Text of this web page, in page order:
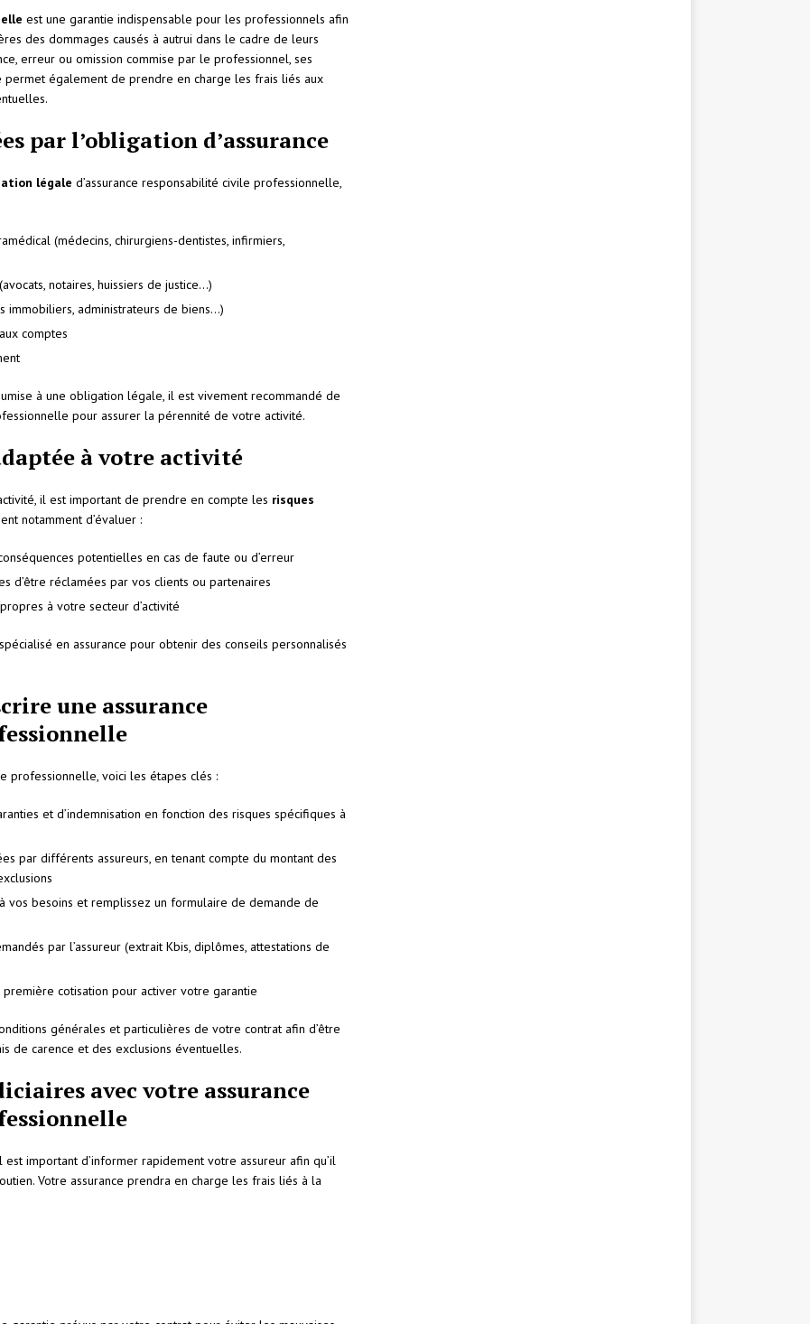
est une garantie indispensable pour les professionnels afin
des dommages causés à autrui dans le cadre de leurs
erreur ou omission commise par le professionnel, ses
permet également de prendre en charge les frais liés aux
par l’obligation d’assurance
légale d’assurance responsabilité civile professionnelle,
(médecins, chirurgiens-dentistes, infirmiers,
notaires, huissiers de justice…)
immobiliers, administrateurs de biens…)
comptes
à une obligation légale, il est vivement recommandé de
pour assurer la pérennité de votre activité.
à votre activité
il est important de prendre en compte les risques
notamment d’évaluer :
potentielles en cas de faute ou d’erreur
d’être réclamées par vos clients ou partenaires
à votre secteur d’activité
en assurance pour obtenir des conseils personnalisés
une assurance
professionnelle, voici les étapes clés :
et d’indemnisation en fonction des risques spécifiques à
par différents assureurs, en tenant compte du montant des
vos besoins et remplissez un formulaire de demande de
par l’assureur (extrait Kbis, diplômes, attestations de
cotisation pour activer votre garantie
générales et particulières de votre contrat afin d’être
de carence et des exclusions éventuelles.
avec votre assurance
important d’informer rapidement votre assureur afin qu’il
Votre assurance prendra en charge les frais liés à la